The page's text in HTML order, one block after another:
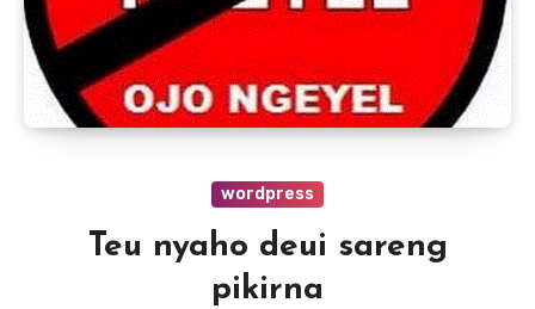
wordpress
Teu nyaho deui sareng
pikirna